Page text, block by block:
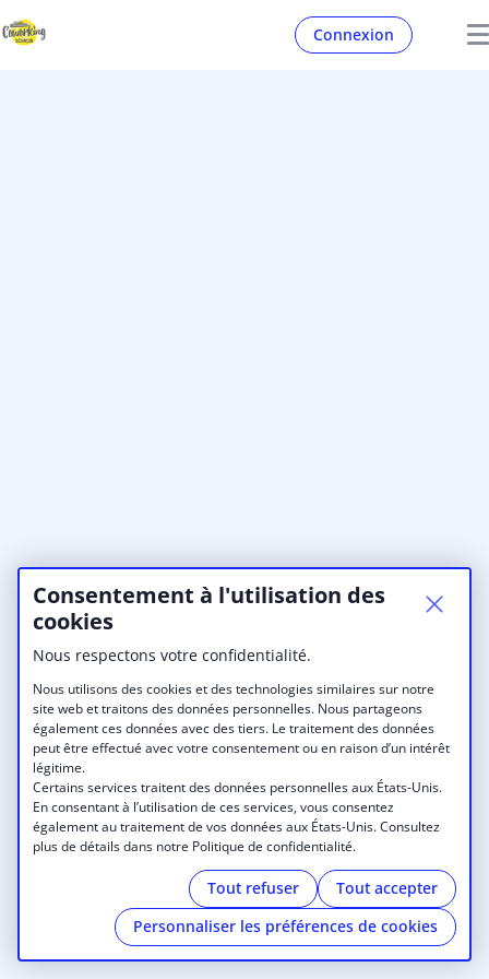
Connexion
Consentement à l'utilisation des
cookies
Nous respectons votre confidentialité.
Nous utilisons des cookies et des technologies similaires sur notre
site web et traitons des données personnelles. Nous partageons
également ces données avec des tiers. Le traitement des données
peut être effectué avec votre consentement ou en raison d’un intérêt
légitime.
Certains services traitent des données personnelles aux États-Unis.
En consentant à l’utilisation de ces services, vous consentez
également au traitement de vos données aux États-Unis. Consultez
plus de détails dans notre Politique de confidentialité.
Tout refuser
Tout accepter
Personnaliser les préférences de cookies